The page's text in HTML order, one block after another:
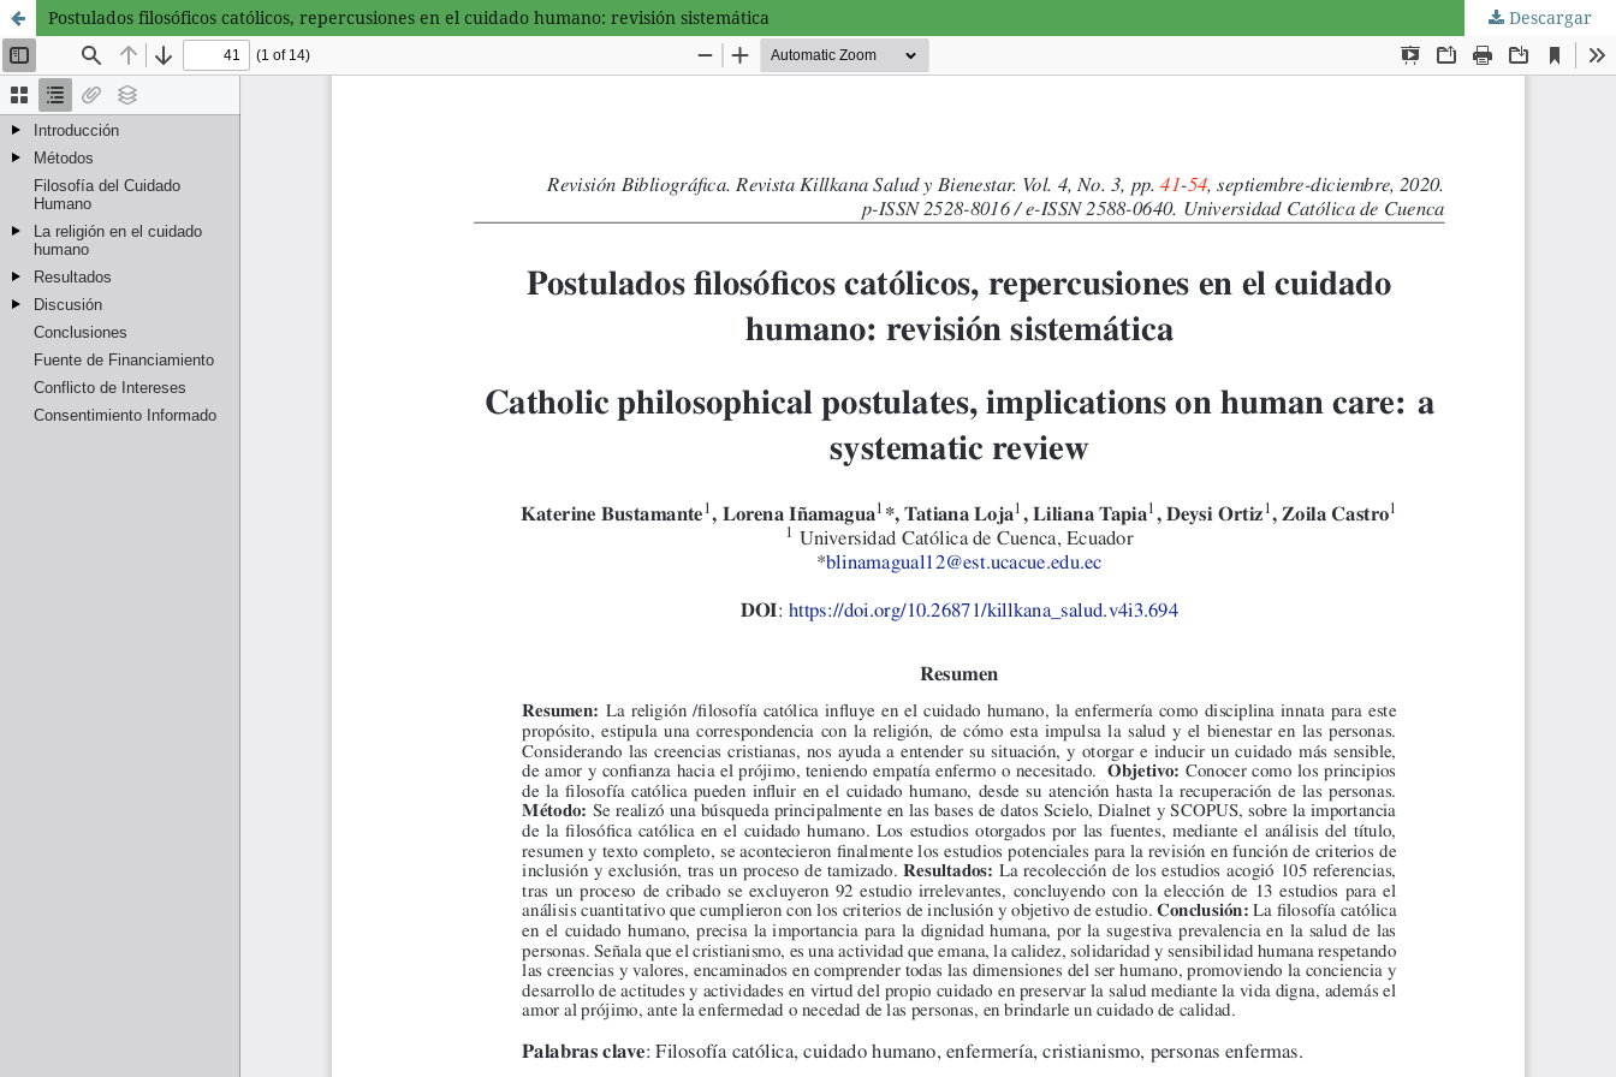
Postulados filosóficos católicos, repercusiones en el cuidado humano: revisión sistemática Descargar